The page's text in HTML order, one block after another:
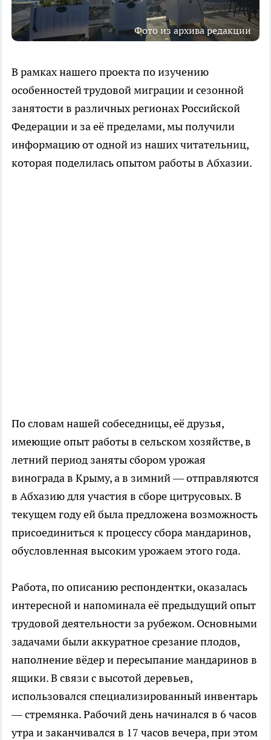
Фото из архива редакции
В рамках нашего проекта по изучению
особенностей трудовой миграции и сезонной
занятости в различных регионах Российской
Федерации и за её пределами, мы получили
информацию от одной из наших читательниц,
которая поделилась опытом работы в Абхазии.
По словам нашей собеседницы, её друзья,
имеющие опыт работы в сельском хозяйстве, в
летний период заняты сбором урожая
винограда в Крыму, а в зимний — отправляются
в Абхазию для участия в сборе цитрусовых. В
текущем году ей была предложена возможность
присоединиться к процессу сбора мандаринов,
обусловленная высоким урожаем этого года.
Работа, по описанию респондентки, оказалась
интересной и напоминала её предыдущий опыт
трудовой деятельности за рубежом. Основными
задачами были аккуратное срезание плодов,
наполнение вёдер и пересыпание мандаринов в
ящики. В связи с высотой деревьев,
использовался специализированный инвентарь
— стремянка. Рабочий день начинался в 6 часов
утра и заканчивался в 17 часов вечера, при этом